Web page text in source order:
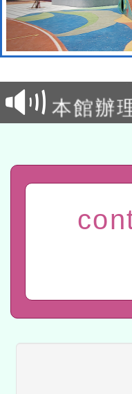
本校
結果公
適應運
本館辦
讀推動
科技賦
程
A3數位
t」
有關大
赴陸應
轉知經
研究院
115年8
2026年
本校